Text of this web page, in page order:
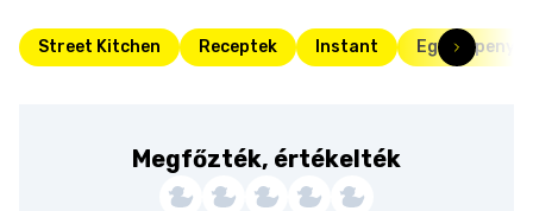
Street Kitchen Receptek Instant
Megfőzték, értékelték